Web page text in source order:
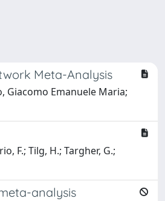
Meta-Analysis
Giacomo Emanuele Maria;
F.; Tilg, H.; Targher, G.;
analysis